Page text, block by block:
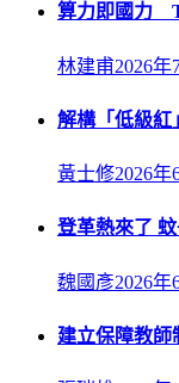
算力即國力
林建甫2026年
解構「低級紅
黃士修2026年
登革熱來了
魏國彥2026年
建立保障教師